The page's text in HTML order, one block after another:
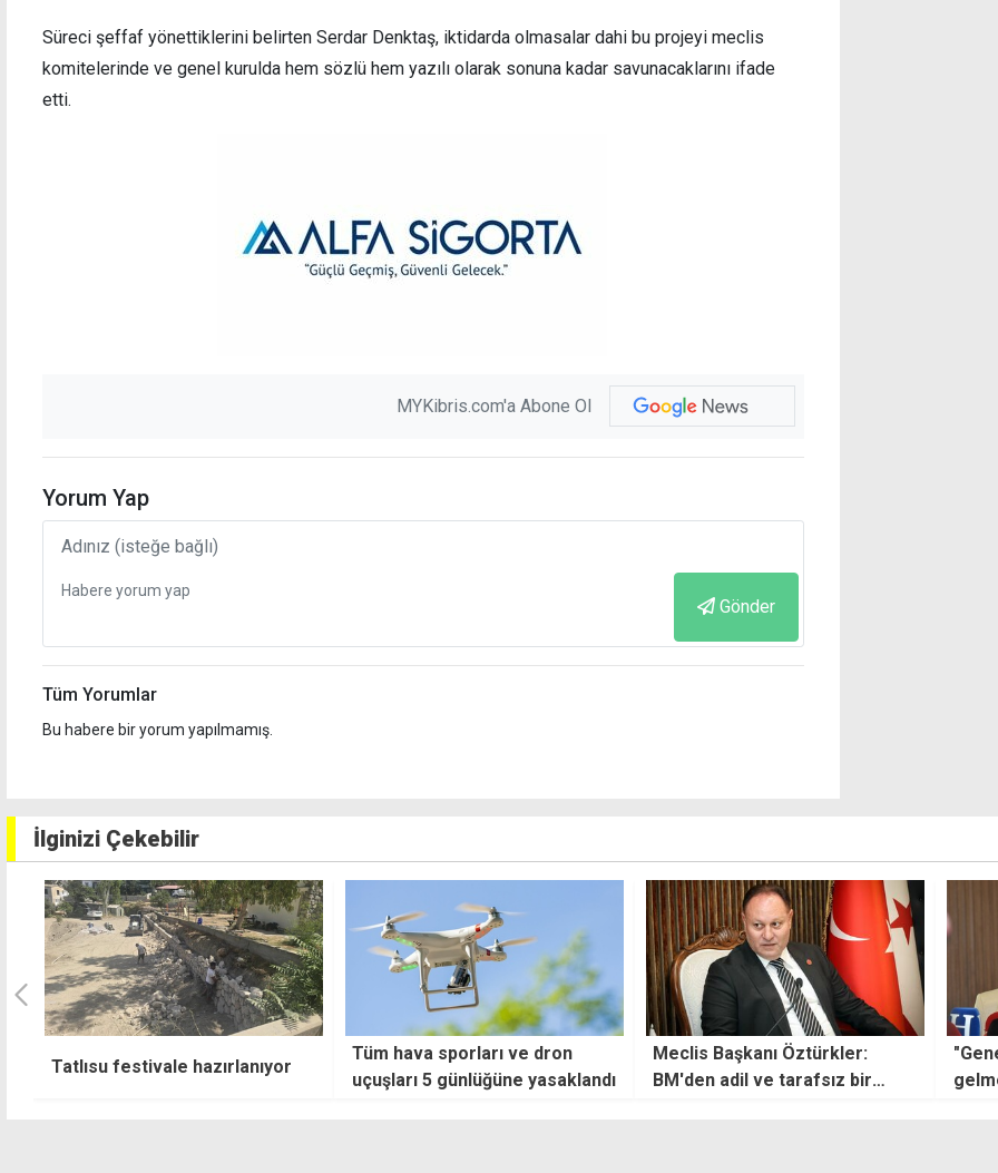
Süreci şeffaf yönettiklerini belirten Serdar Denktaş, iktidarda olmasalar dahi bu projeyi meclis
komitelerinde ve genel kurulda hem sözlü hem yazılı olarak sonuna kadar savunacaklarını ifade
etti.
MYKibris.com'a Abone Ol
Yorum Yap
Gönder
Tüm Yorumlar
Bu habere bir yorum yapılmamış.
İlginizi Çekebilir
uçuşları 5 günlüğüne yasaklandı
Meclis Başkanı Öztürkler:
BM'den adil ve tarafsız bir
"Genel Sekreter'in Kıbrıs'a
gelmesini memnuniyetle